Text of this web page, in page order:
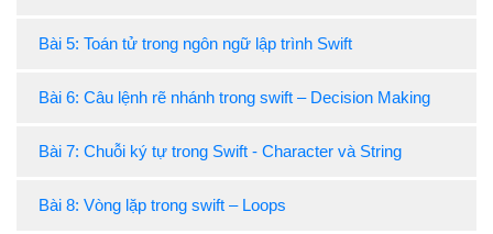
Bài 5: Toán tử trong ngôn ngữ lập trình Swift
Bài 6: Câu lệnh rẽ nhánh trong swift – Decision Making
Bài 7: Chuỗi ký tự trong Swift - Character và String
Bài 8: Vòng lặp trong swift – Loops